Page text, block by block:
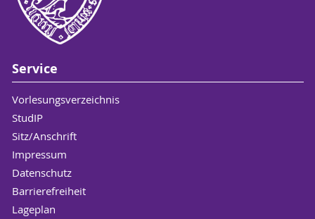
Service
Vorlesungsverzeichnis
StudIP
Sitz/Anschrift
Impressum
Datenschutz
Barrierefreiheit
Lageplan